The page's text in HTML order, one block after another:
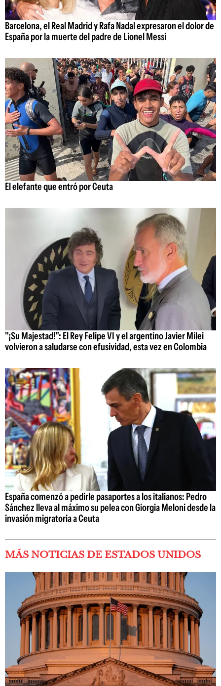
Barcelona, el Real Madrid y Rafa Nadal expresaron el dolor de
España por la muerte del padre de Lionel Messi
El elefante que entró por Ceuta
"¡Su Majestad!": El Rey Felipe VI y el argentino Javier Milei
volvieron a saludarse con efusividad, esta vez en Colombia
España comenzó a pedirle pasaportes a los italianos: Pedro
Sánchez lleva al máximo su pelea con Giorgia Meloni desde la
invasión migratoria a Ceuta
MÁS NOTICIAS DE ESTADOS UNIDOS